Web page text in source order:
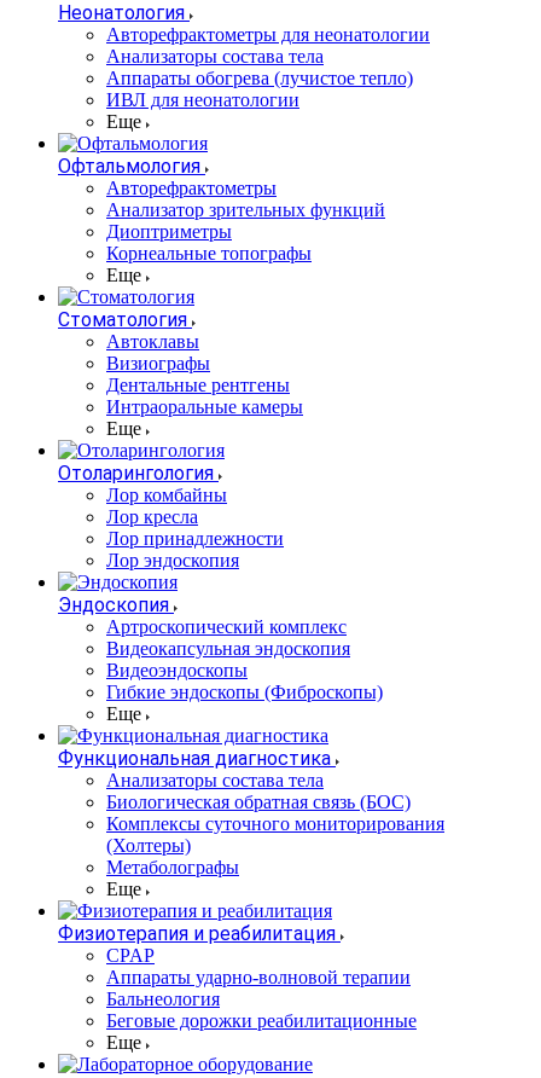
Неонатология
Авторефрактометры для неонатологии
Анализаторы состава тела
Аппараты обогрева (лучистое тепло)
ИВЛ для неонатологии
Еще
Офтальмология
Авторефрактометры
Анализатор зрительных функций
Диоптриметры
Корнеальные топографы
Еще
Стоматология
Автоклавы
Визиографы
Дентальные рентгены
Интраоральные камеры
Еще
Отоларингология
Лор комбайны
Лор кресла
Лор принадлежности
Лор эндоскопия
Эндоскопия
Артроскопический комплекс
Видеокапсульная эндоскопия
Видеоэндоскопы
Гибкие эндоскопы (Фиброcкопы)
Еще
Функциональная диагностика
Анализаторы состава тела
Биологическая обратная связь (БОС)
Комплексы суточного мониторирования
(Холтеры)
Метаболографы
Еще
Физиотерапия и реабилитация
CPAP
Аппараты ударно-волновой терапии
Бальнеология
Беговые дорожки реабилитационные
Еще